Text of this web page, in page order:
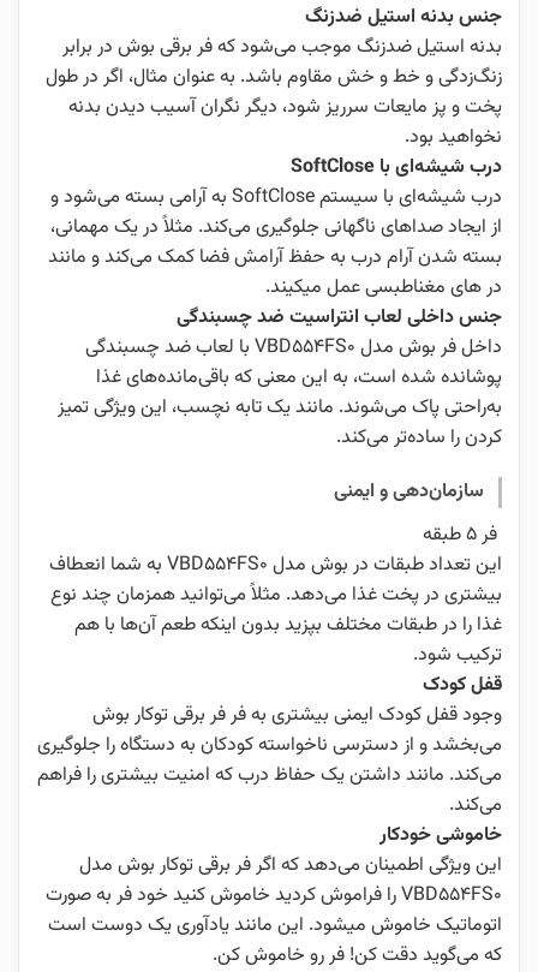
جنس بدنه استیل ضدزنگ
بدنه استیل ضدزنگ موجب می‌شود که فر برقی بوش در برابر
زنگ‌زدگی و خط و خش مقاوم باشد. به عنوان مثال، اگر در طول
پخت و پز مایعات سرریز شود، دیگر نگران آسیب دیدن بدنه
نخواهید بود.
درب شیشه‌ای با SoftClose
درب شیشه‌ای با سیستم SoftClose به آرامی بسته می‌شود و
از ایجاد صداهای ناگهانی جلوگیری می‌کند. مثلاً در یک مهمانی،
بسته شدن آرام درب به حفظ آرامش فضا کمک می‌کند و مانند
در های مغناطبسی عمل میکیند.
جنس داخلی لعاب انتراسیت ضد چسبندگی
داخل فر بوش مدل VBD554FS0 با لعاب ضد چسبندگی
پوشانده شده است، به این معنی که باقی‌مانده‌های غذا
به‌راحتی پاک می‌شوند. مانند یک تابه نچسب، این ویژگی تمیز
کردن را ساده‌تر می‌کند.
سازمان‌دهی و ایمنی
فر 5 طبقه
این تعداد طبقات در بوش مدل VBD554FS0 به شما انعطاف
بیشتری در پخت غذا می‌دهد. مثلاً می‌توانید همزمان چند نوع
غذا را در طبقات مختلف بپزید بدون اینکه طعم آن‌ها با هم
ترکیب شود.
قفل کودک
وجود قفل کودک ایمنی بیشتری به فر فر برقی توکار بوش
می‌بخشد و از دسترسی ناخواسته کودکان به دستگاه را جلوگیری
می‌کند. مانند داشتن یک حفاظ درب که امنیت بیشتری را فراهم
می‌کند.
خاموشی خودکار
این ویژگی اطمینان می‌دهد که اگر فر برقی توکار بوش مدل
VBD554FS0 را فراموش کردید خاموش کنید خود فر به صورت
اتوماتیک خاموش میشود. این مانند یادآوری یک دوست است
که می‌گوید دقت کن! فر رو خاموش کن.